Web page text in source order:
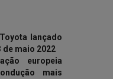
lançado
de maio 2022
europeia
mais